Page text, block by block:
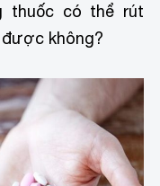
thuốc có thể rút
không?